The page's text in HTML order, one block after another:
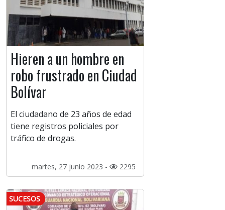
Hieren a un hombre en
robo frustrado en Ciudad
Bolívar
El ciudadano de 23 años de edad
tiene registros policiales por
tráfico de drogas.
martes, 27 junio 2023 - 2295
SUCESOS